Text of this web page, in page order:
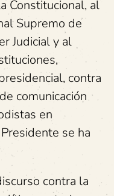
Constitucional, al
Supremo de
Judicial y al
contra
comunicación
en
se ha
contra la